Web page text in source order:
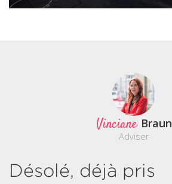
Vinciane Braun
Adviser
Désolé, déjà pris